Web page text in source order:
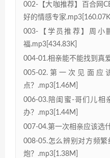
002-【大咖推荐】百合网
好的情感专家.mp3[160.07K]
003-【学员推荐】周小
福.mp3[434.83K]
004-01.相亲能不能找到真
005-02.第一次见面应
点？.mp3[1.46M]
006-03.陪闺蜜-哥们儿相
办？.mp3[1.44M]
007-04.第一次相亲应该选
008-05.怎么辨别对方频
炮？.mp3[1.38M]